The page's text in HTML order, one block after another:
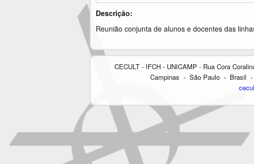
Descrição:
Reunião conjunta de alunos e docentes das
CECULT - IFCH - UNICAMP - Rua Cora
Campinas - São Paulo - Brasil -